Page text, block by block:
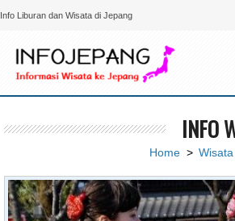
Info Liburan dan Wisata di Jepang
INFO
Home >